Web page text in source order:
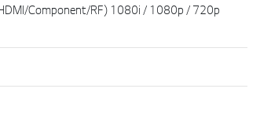
Component/RF) 1080i / 1080p / 720p